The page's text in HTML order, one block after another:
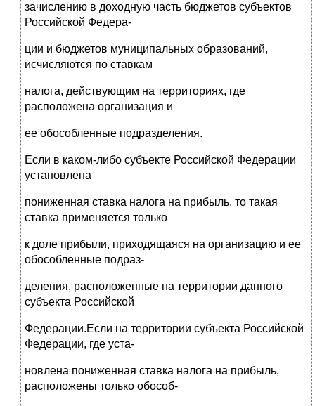
зачислению в доходную часть бюджетов субъектов
Российской Федера-
ции и бюджетов муниципальных образований,
исчисляются по ставкам
налога, действующим на территориях, где
расположена организация и
ее обособленные подразделения.
Если в каком-либо субъекте Российской Федерации
установлена
пониженная ставка налога на прибыль, то такая
ставка применяется только
к доле прибыли, приходящаяся на организацию и ее
обособленные подраз-
деления, расположенные на территории данного
субъекта Российской
Федерации.Если на территории субъекта Российской
Федерации, где уста-
новлена пониженная ставка налога на прибыль,
расположены только обособ-